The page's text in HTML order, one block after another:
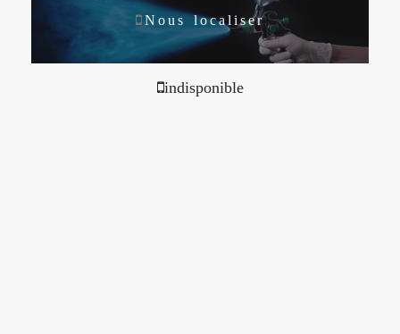
Nous localiser
indisponible